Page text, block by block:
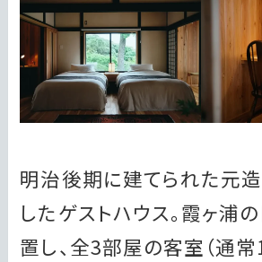
明治後期に建てられた元
したゲストハウス。霞ヶ浦
置し、全3部屋の客室（通